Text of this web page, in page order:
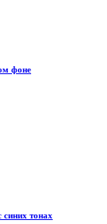
фоне
тонах